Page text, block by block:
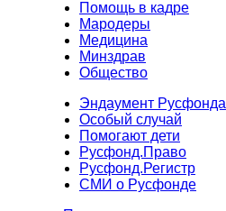
Помощь в кадре
Мародеры
Медицина
Минздрав
Общество
Эндаумент Русфонда
Особый случай
Помогают дети
Русфонд.Право
Русфонд.Регистр
СМИ о Русфонде